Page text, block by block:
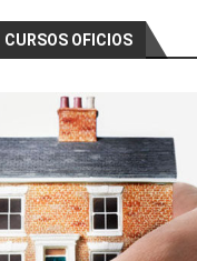
CURSOS OFICIOS